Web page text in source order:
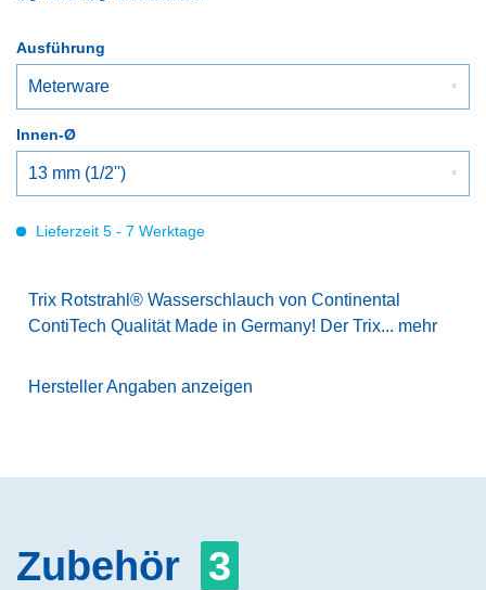
Ausführung
Innen-Ø
Lieferzeit 5 - 7 Werktage
Trix Rotstrahl® Wasserschlauch von Continental
ContiTech Qualität Made in Germany! Der Trix... mehr
Hersteller Angaben anzeigen
Zubehör 3